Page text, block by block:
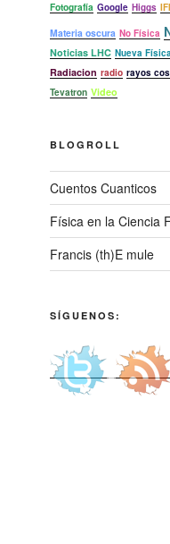
Fotografía Google Higgs
Materia oscura No Física
Noticias LHC Nueva Física
Radiacion radio rayos
Tevatron Video
BLOGROLL
Cuentos Cuanticos
Física en la Ciencia
Francis (th)E mule
SÍGUENOS: